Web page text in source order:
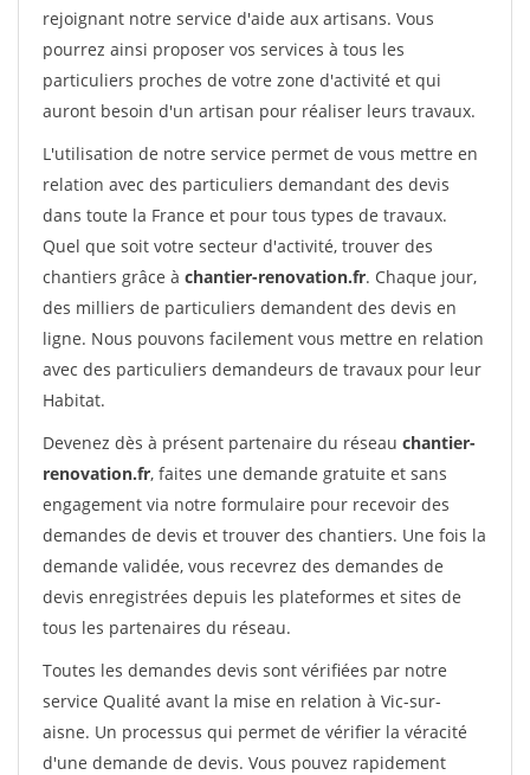
rejoignant notre service d'aide aux artisans. Vous
pourrez ainsi proposer vos services à tous les
particuliers proches de votre zone d'activité et qui
auront besoin d'un artisan pour réaliser leurs travaux.
L'utilisation de notre service permet de vous mettre en
relation avec des particuliers demandant des devis
dans toute la France et pour tous types de travaux.
Quel que soit votre secteur d'activité, trouver des
chantiers grâce à chantier-renovation.fr. Chaque jour,
des milliers de particuliers demandent des devis en
ligne. Nous pouvons facilement vous mettre en relation
avec des particuliers demandeurs de travaux pour leur
Habitat.
Devenez dès à présent partenaire du réseau chantier-
renovation.fr, faites une demande gratuite et sans
engagement via notre formulaire pour recevoir des
demandes de devis et trouver des chantiers. Une fois la
demande validée, vous recevrez des demandes de
devis enregistrées depuis les plateformes et sites de
tous les partenaires du réseau.
Toutes les demandes devis sont vérifiées par notre
service Qualité avant la mise en relation à Vic-sur-
aisne. Un processus qui permet de vérifier la véracité
d'une demande de devis. Vous pouvez rapidement